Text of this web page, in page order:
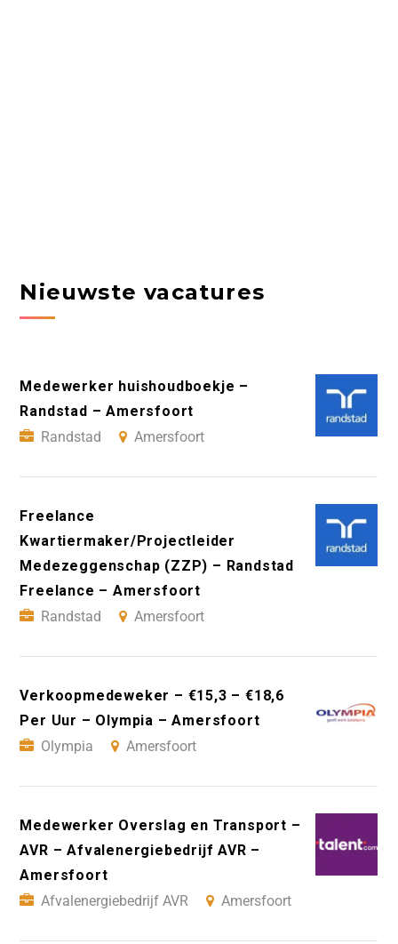
Nieuwste vacatures
Medewerker huishoudboekje –
Randstad – Amersfoort
Randstad
Amersfoort
Freelance
Kwartiermaker/Projectleider
Medezeggenschap (ZZP) – Randstad
Freelance – Amersfoort
Randstad
Amersfoort
Verkoopmedeweker – €15,3 – €18,6
Per Uur – Olympia – Amersfoort
Olympia
Amersfoort
Medewerker Overslag en Transport –
AVR – Afvalenergiebedrijf AVR –
Amersfoort
Afvalenergiebedrijf AVR
Amersfoort